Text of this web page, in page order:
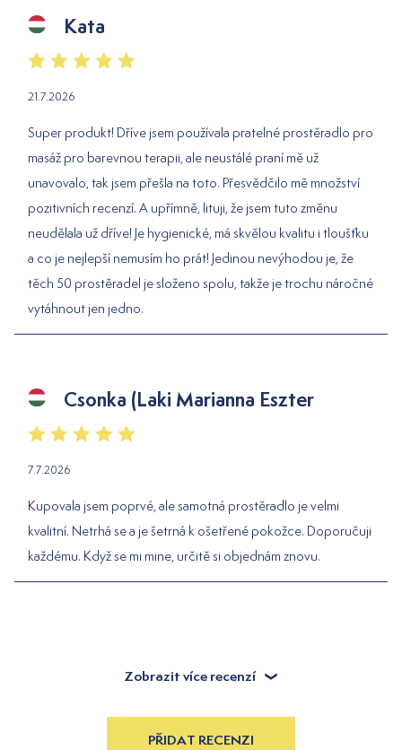
Kata
21.7.2026
Super produkt! Dříve jsem používala pratelné prostěradlo pro
masáž pro barevnou terapii, ale neustálé praní mě už
unavovalo, tak jsem přešla na toto. Přesvědčilo mě množství
pozitivních recenzí. A upřímně, lituji, že jsem tuto změnu
neudělala už dříve! Je hygienické, má skvělou kvalitu i tloušťku
a co je nejlepší nemusím ho prát! Jedinou nevýhodou je, že
těch 50 prostěradel je složeno spolu, takže je trochu náročné
vytáhnout jen jedno.
Csonka (Laki Marianna Eszter
7.7.2026
Kupovala jsem poprvé, ale samotná prostěradlo je velmi
kvalitní. Netrhá se a je šetrná k ošetřené pokožce. Doporučuji
každému. Když se mi mine, určitě si objednám znovu.
Zobrazit více recenzí
PŘIDAT RECENZI